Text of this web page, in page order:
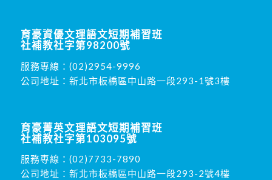
育豪資優文理語文短期補習班
社補教社字第98200號
服務專線： (02)2954-9996
公司地址：新北市板橋區中山路一段293-1號3樓
育豪菁英文理語文短期補習班
社補教社字第103095號
服務專線： (02)7733-7890
公司地址：新北市板橋區中山路一段293-2號4樓